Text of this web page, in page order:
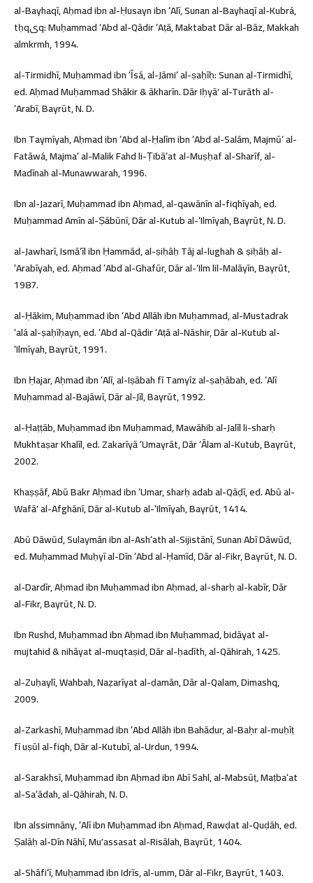
al-Bayhaqī, Aḥmad ibn al-Ḥusayn ibn ʻAlī, Sunan al-Bayhaqī al-Kubrá,
tḥqیq: Muḥammad ʻAbd al-Qādir ʻAṭā, Maktabat Dār al-Bāz, Makkah
almkrmh, 1994.
al-Tirmidhī, Muḥammad ibn ʻĪsá, al-Jāmiʻ al-ṣaḥīḥ: Sunan al-Tirmidhī,
ed. Aḥmad Muḥammad Shākir & ākharīn. Dār Iḥyāʼ al-Turāth al-
ʻArabī, Bayrūt, N. D.
Ibn Taymīyah, Aḥmad ibn ʻAbd al-Ḥalīm ibn ʻAbd al-Salām, Majmūʻ al-
Fatāwá, Majmaʻ al-Malik Fahd li-Ṭibāʻat al-Muṣḥaf al-Sharīf, al-
Madīnah al-Munawwarah, 1996.
Ibn al-Jazarī, Muḥammad ibn Aḥmad, al-qawānīn al-fiqhīyah, ed.
Muḥammad Amīn al-Ṣābūnī, Dār al-Kutub al-ʻIlmīyah, Bayrūt, N. D.
al-Jawharī, Ismāʻīl ibn Ḥammād, al-ṣiḥāḥ Tāj al-lughah & ṣiḥāḥ al-
ʻArabīyah, ed. Aḥmad ʻAbd al-Ghafūr, Dār al-ʻIlm lil-Malāyīn, Bayrūt,
1987.
al-Ḥākim, Muḥammad ibn ʻAbd Allāh ibn Muḥammad, al-Mustadrak
ʻalá al-ṣaḥīḥayn, ed. ʻAbd al-Qādir ʻAṭā al-Nāshir, Dār al-Kutub al-
ʻIlmīyah, Bayrūt, 1991.
Ibn Ḥajar, Aḥmad ibn ʻAlī, al-Iṣābah fī Tamyīz al-ṣaḥābah, ed. ʻAlī
Muḥammad al-Bajāwī, Dār al-Jīl, Bayrūt, 1992.
al-Ḥaṭṭāb, Muḥammad ibn Muḥammad, Mawāhib al-Jalīl li-sharḥ
Mukhtaṣar Khalīl, ed. Zakarīyā ʻUmayrāt, Dār ʻĀlam al-Kutub, Bayrūt,
2002.
Khaṣṣāf, Abū Bakr Aḥmad ibn ʻUmar, sharḥ adab al-Qāḍī, ed. Abū al-
Wafāʼ al-Afghānī, Dār al-Kutub al-ʻIlmīyah, Bayrūt, 1414.
Abū Dāwūd, Sulaymān ibn al-Ashʻath al-Sijistānī, Sunan Abī Dāwūd,
ed. Muḥammad Muḥyī al-Dīn ʻAbd al-Ḥamīd, Dār al-Fikr, Bayrūt, N. D.
al-Dardīr, Aḥmad ibn Muḥammad ibn Aḥmad, al-sharḥ al-kabīr, Dār
al-Fikr, Bayrūt, N. D.
Ibn Rushd, Muḥammad ibn Aḥmad ibn Muḥammad, bidāyat al-
mujtahid & nihāyat al-muqtaṣid, Dār al-ḥadīth, al-Qāhirah, 1425.
al-Zuḥaylī, Wahbah, Naẓarīyat al-ḍamān, Dār al-Qalam, Dimashq,
2009.
al-Zarkashī, Muḥammad ibn ʻAbd Allāh ibn Bahādur, al-Baḥr al-muḥīṭ
fī uṣūl al-fiqh, Dār al-Kutubī, al-Urdun, 1994.
al-Sarakhsī, Muḥammad ibn Aḥmad ibn Abī Sahl, al-Mabsūṭ, Maṭbaʻat
al-Saʻādah, al-Qāhirah, N. D.
Ibn alssimnāny, ʻAlī ibn Muḥammad ibn Aḥmad, Rawḍat al-Quḍāh, ed.
Ṣalāḥ al-Dīn Nāhī, Muʼassasat al-Risālah, Bayrūt, 1404.
al-Shāfiʻī, Muḥammad ibn Idrīs, al-umm, Dār al-Fikr, Bayrūt, 1403.